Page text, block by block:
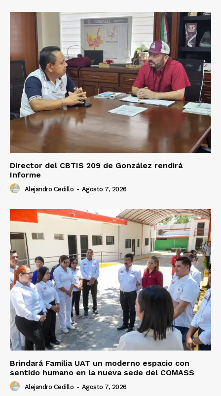
Director del CBTIS 209 de González rendirá
Informe
Alejandro Cedillo - Agosto 7, 2026
Brindará Familia UAT un moderno espacio con
sentido humano en la nueva sede del COMASS
Alejandro Cedillo - Agosto 7, 2026